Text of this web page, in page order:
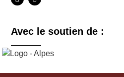
Avec le soutien de :